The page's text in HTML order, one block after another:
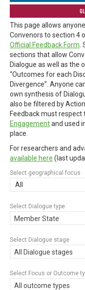
This page allows
Convenors to section 4
Official Feedback Form
sections that allow
Dialogue as well as the
“Outcomes for each
Divergence”. Anyone
own synthesis of
also be filtered by
Feedback must respect
Engagementand used
place.
For researchers and
available here (last
Select geographical focus
All
Select Dialogue type
Member State
Select Dialogue stage
All Dialogue stages
Select Focus or Outcome
All outcome types